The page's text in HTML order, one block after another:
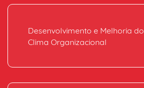
Desenvolvimento e Melhoria do
Clima Organizacional